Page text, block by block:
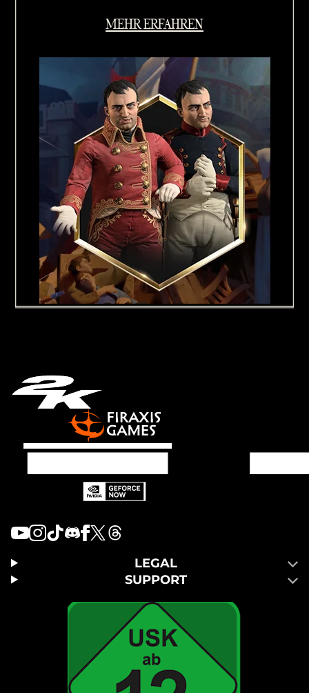
MEHR ERFAHREN
LEGAL
SUPPORT